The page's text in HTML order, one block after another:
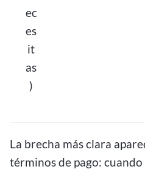
ec
es
it
as
)
La brecha más clara
términos de pago: